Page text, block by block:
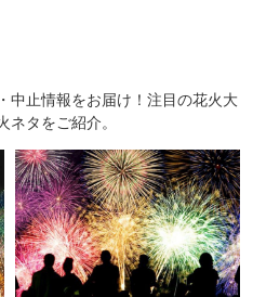
中止情報をお届け！注目の花火大
タをご紹介。